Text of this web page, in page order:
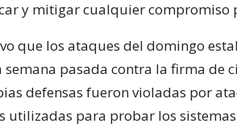
y mitigar cualquier compromiso
que los ataques del domingo
pasada contra la firma de
defensas fueron violadas por
utilizadas para probar los